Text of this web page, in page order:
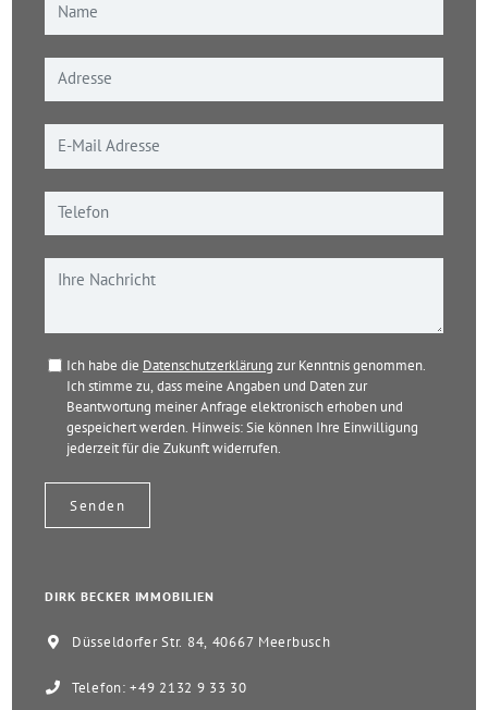
Ich habe die Datenschutzerklärung zur Kenntnis genommen.
Ich stimme zu, dass meine Angaben und Daten zur
Beantwortung meiner Anfrage elektronisch erhoben und
gespeichert werden. Hinweis: Sie können Ihre Einwilligung
jederzeit für die Zukunft widerrufen.
DIRK BECKER IMMOBILIEN
Düsseldorfer Str. 84, 40667 Meerbusch
Telefon: +49 2132 9 33 30